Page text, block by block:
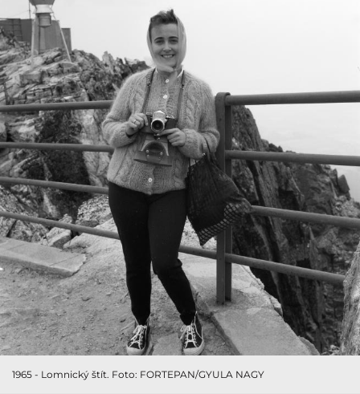
1965 - Lomnický štít. Foto: FORTEPAN/GYULA NAGY